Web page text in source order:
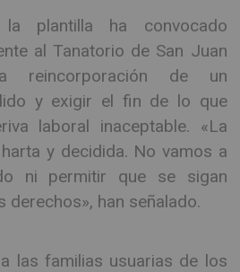
la plantilla ha convocado
al Tanatorio de San Juan
reincorporación de un
y exigir el fin de lo que
laboral inaceptable. «La
y decidida. No vamos a
ni permitir que se sigan
derechos», han señalado.
las familias usuarias de los